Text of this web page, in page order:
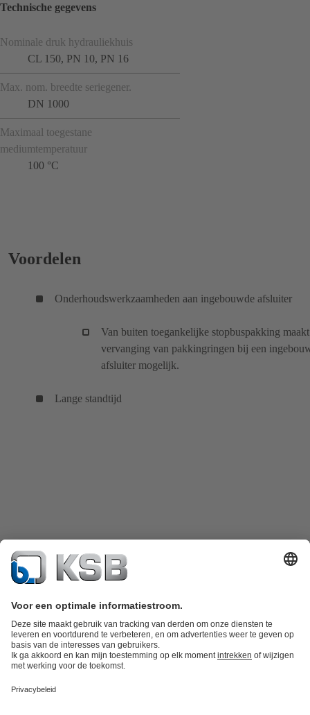
Technische gegevens
Nominale druk hydrauliekhuis
CL 150, PN 10, PN 16
Max. nom. breedte seriegener.
DN 1000
Maximaal toegestane
mediumtemperatuur
100 °C
Voordelen
Onderhoudswerkzaamheden aan ingebouwde afsluiter
Van buiten toegankelijke stopbuspakking maakt
vervanging van pakkingringen bij een
afsluiter mogelijk.
Lange standtijd